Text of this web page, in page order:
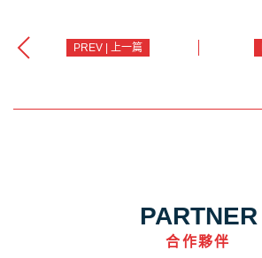
PREV | 上一篇
PARTNER
合作夥伴